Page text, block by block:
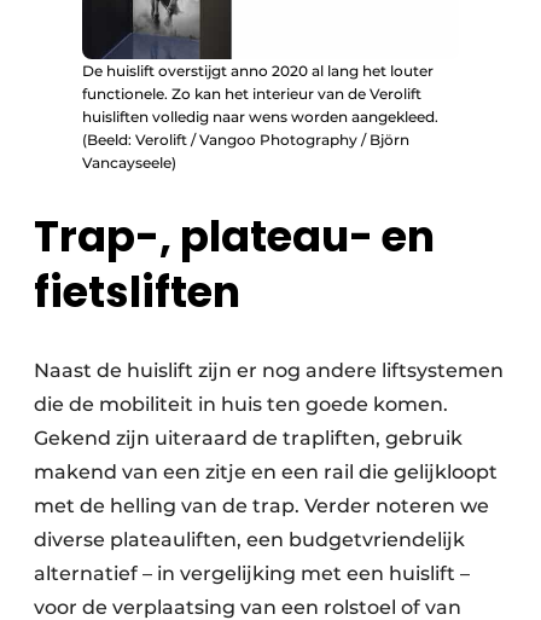
De huislift overstijgt anno 2020 al lang het louter
functionele. Zo kan het interieur van de Verolift
huisliften volledig naar wens worden aangekleed.
(Beeld: Verolift / Vangoo Photography / Björn
Vancayseele)
Trap-, plateau- en
fietsliften
Naast de huislift zijn er nog andere liftsystemen
die de mobiliteit in huis ten goede komen.
Gekend zijn uiteraard de trapliften, gebruik
makend van een zitje en een rail die gelijkloopt
met de helling van de trap. Verder noteren we
diverse plateauliften, een budgetvriendelijk
alternatief – in vergelijking met een huislift –
voor de verplaatsing van een rolstoel of van